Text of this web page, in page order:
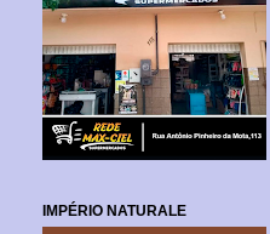
IMPÉRIO NATURALE